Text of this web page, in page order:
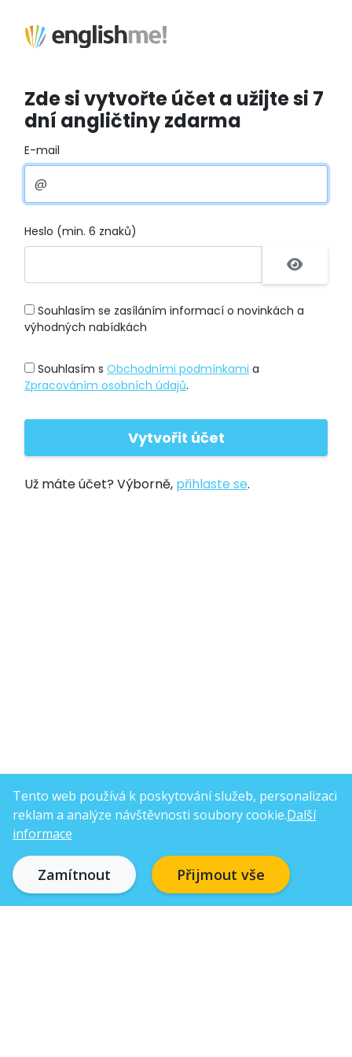
Zde si vytvořte účet a užijte si 7
dní angličtiny zdarma
E-mail
Heslo (min. 6 znaků)
Souhlasím se zasíláním informací o novinkách a
výhodných nabídkách
Souhlasím s Obchodními podmínkami a
Zpracováním osobních údajů.
Už máte účet? Výborně, přihlaste se.
Tento web používá k poskytování služeb, personalizaci
reklam a analýze návštěvnosti soubory cookie.Další
informace
Zamítnout Přijmout vše